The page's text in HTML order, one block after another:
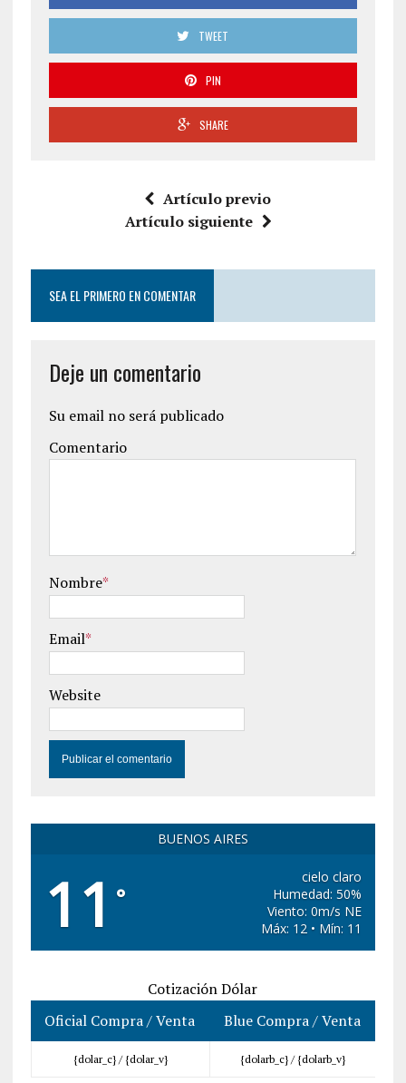
TWEET
PIN
SHARE
Artículo previo
Artículo siguiente
SEA EL PRIMERO EN COMENTAR
Deje un comentario
Su email no será publicado
Comentario
Nombre*
Email*
Website
BUENOS AIRES
11 °
cielo claro
Humedad: 50%
Viento: 0m/s NE
Máx: 12 • Mín: 11
Cotización Dólar
Oficial Compra / Venta
Blue Compra / Venta
{dolar_c} / {dolar_v} {dolarb_c} / {dolarb_v}